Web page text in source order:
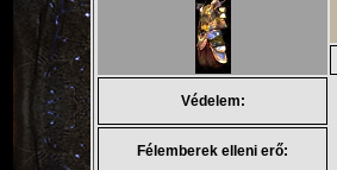
Védelem:
Félemberek elleni erő: